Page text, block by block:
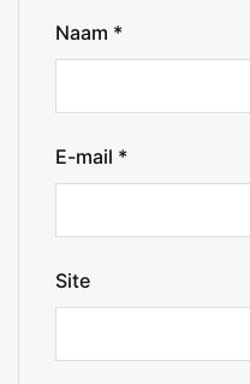
Naam *
E-mail *
Site